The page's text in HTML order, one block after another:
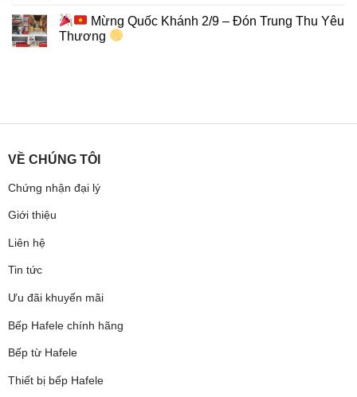
Mừng Quốc Khánh 2/9 – Đón Trung Thu Yêu
Thương
VỀ CHÚNG TÔI
Chứng nhận đại lý
Giới thiệu
Liên hệ
Tin tức
Ưu đãi khuyến mãi
Bếp Hafele chính hãng
Bếp từ Hafele
Thiết bị bếp Hafele